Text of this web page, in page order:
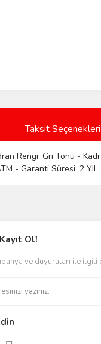
Taksit Seçenekleri
Rengi: Gri Tonu -
- Garanti Süresi: 2 YIL
Ol!
ve duyuruları ile